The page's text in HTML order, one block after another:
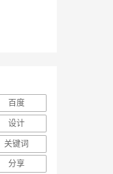
百度
设计
关键词
分享